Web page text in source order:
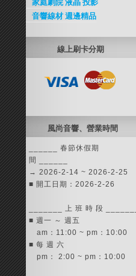
家庭劇院 液晶 投影
音響線材 週邊精品
線上刷卡分期
風尚音響、營業時間
______ 春節休假期
間 ______
→ 2026-2-14 ~ 2026-2-25
■ 開工日期：2026-2-26
_______ 上 班 時 段 _______
■ 週一 ～ 週五
am：11:00 ~ pm：10:00
■ 每 週 六
pm： 2:00 ~ pm：10:00